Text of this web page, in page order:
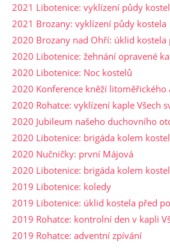
2021 Libotenice: vyklízení půdy
2021 Brozany: vyklízení půdy kostela
2020 Brozany nad Ohří: úklid kostela
2020 Libotenice: žehnání opravené
2020 Libotenice: Noc kostelů
2020 Konference kněží litoměřického
2020 Rohatce: vyklízení kaple Všech
2020 Jubileum našeho duchovního
2020 Libotenice: brigáda kolem
2020 Nučničky: první Májová
2020 Libotenice: brigáda kolem
2019 Libotenice: koledy
2019 Libotenice: úklid kostela před
2019 Rohatce: kontrolní den v kapli
2019 Rohatce: adventní zpívání